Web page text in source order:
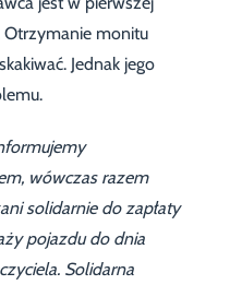
Otrzymanie monitu
Jednak jego
wówczas razem
solidarnie do zapłaty
pojazdu do dnia
Solidarna